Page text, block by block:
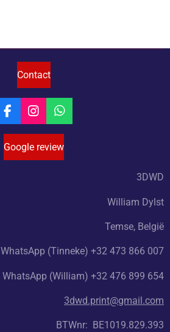
Contact
F
a
e
b
I
n
t
a
W
h
t
s
Google review
3DWD
William Dylst
Temse, België
WhatsApp (Tinneke) +32 473 866 007
WhatsApp (William) +32 476 899 654
3dwd.print@gmail.com
BTWnr: BE1019.829.393